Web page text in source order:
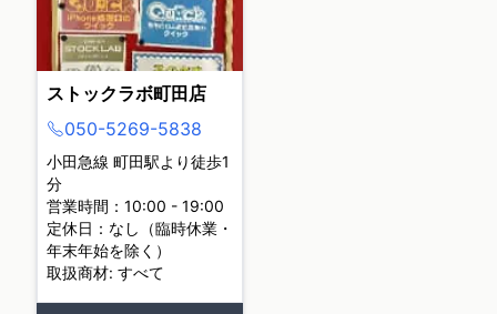
ストックラボ町田店
050-5269-5838
小田急線 町田駅より徒歩1
分
営業時間：10:00 - 19:00
定休日：なし（臨時休業・
年末年始を除く）
取扱商材: すべて